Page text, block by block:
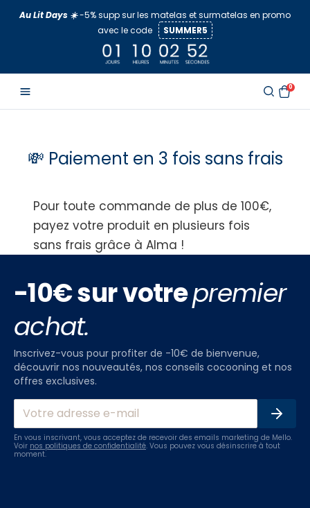
AllerAu Lit Days ☀️-5% supp sur les matelas et surmatelas en promo
avec le code
SUMMER5
0
💸 Paiement en 3 fois sans frais
Pour toute commande de plus de 100€,
payez votre produit en plusieurs fois
sans frais grâce à Alma !
-10€ sur votrepremier
achat.
Inscrivez-vous pour profiter de -10€ de bienvenue,
découvrir nos nouveautés, nos conseils cocooning et nos
offres exclusives.
En vous inscrivant, vous acceptez de recevoir des emails marketing de Mello.
Voir nos politiques de confidentialité. Vous pouvez vous désinscrire à tout
moment.